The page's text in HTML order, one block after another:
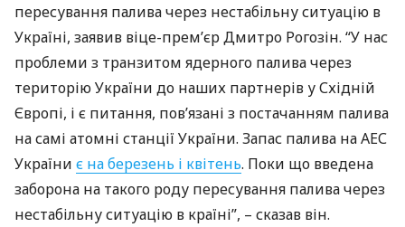
пересування палива через нестабільну ситуацію в
Україні, заявив віце-прем’єр Дмитро Рогозін. “У нас
проблеми з транзитом ядерного палива через
територію України до наших партнерів у Східній
Європі, і є питання, пов’язані з постачанням палива
на самі атомні станції України. Запас палива наАЕС
України є на березень і квітень. Поки що введена
заборона на такого роду пересування палива через
нестабільну ситуацію в країні”, – сказав він.